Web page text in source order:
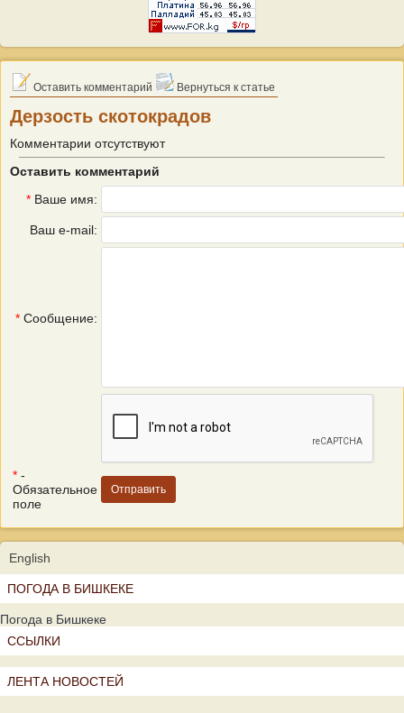
Оставить комментарий Вернуться к статье
Дерзость скотокрадов
Комментарии отсутствуют
Оставить комментарий
* Ваше имя:
Ваш e-mail:
* Сообщение:
* -
Обязательное
поле
English
ПОГОДА В БИШКЕКЕ
Погода в Бишкеке
ССЫЛКИ
ЛЕНТА НОВОСТЕЙ